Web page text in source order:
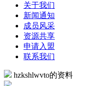
关于我们
新闻通知
成员风采
资源共享
申请入盟
联系我们
hzkshlwvto的资料